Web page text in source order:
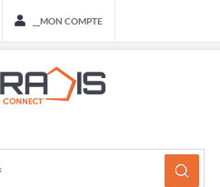
__MON COMPTE